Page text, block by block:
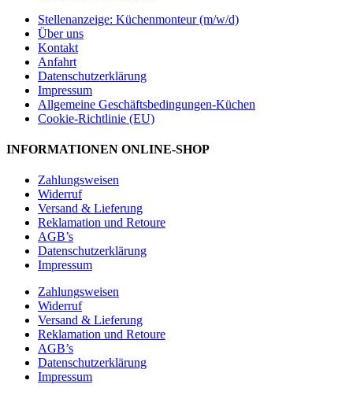
Stellenanzeige: Küchenmonteur (m/w/d)
Über uns
Kontakt
Anfahrt
Datenschutzerklärung
Impressum
Allgemeine Geschäftsbedingungen-Küchen
Cookie-Richtlinie (EU)
INFORMATIONEN ONLINE-SHOP
Zahlungsweisen
Widerruf
Versand & Lieferung
Reklamation und Retoure
AGB’s
Datenschutzerklärung
Impressum
Zahlungsweisen
Widerruf
Versand & Lieferung
Reklamation und Retoure
AGB’s
Datenschutzerklärung
Impressum